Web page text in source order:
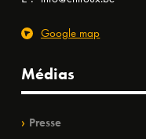
Google map
Médias
Presse